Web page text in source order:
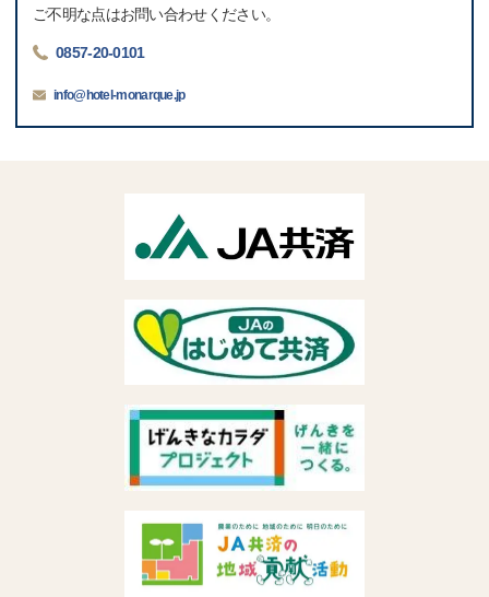
ご不明な点はお問い合わせください。
0857-20-0101
info@hotel-monarque.jp